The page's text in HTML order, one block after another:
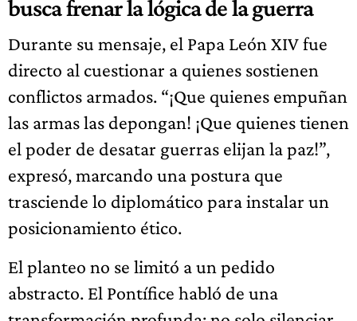
busca frenar la lógica de la guerra
Durante su mensaje, el Papa León XIV fue
directo al cuestionar a quienes sostienen
conflictos armados. “¡Que quienes empuñan
las armas las depongan! ¡Que quienes tienen
el poder de desatar guerras elijan la paz!”,
expresó, marcando una postura que
trasciende lo diplomático para instalar un
posicionamiento ético.
El planteo no se limitó a un pedido
abstracto. El Pontífice habló de una